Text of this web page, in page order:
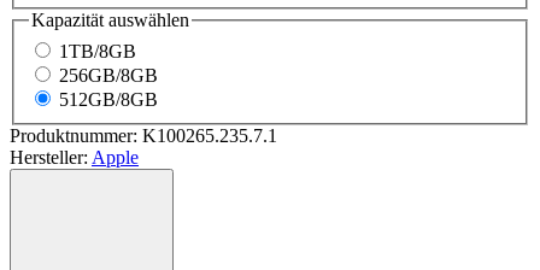
Kapazitätauswählen
1TB/8GB
256GB/8GB
512GB/8GB
Produktnummer: K100265.235.7.1
Hersteller: Apple